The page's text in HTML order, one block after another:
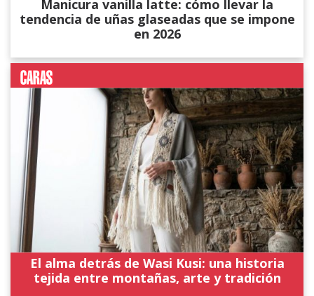
Manicura vanilla latte: cómo llevar la
tendencia de uñas glaseadas que se impone
en 2026
El alma detrás de Wasi Kusi: una historia
tejida entre montañas, arte y tradición